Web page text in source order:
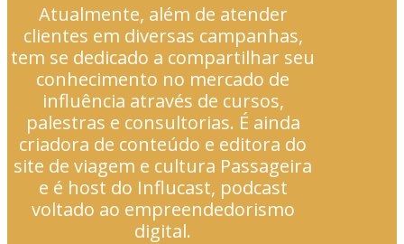
Atualmente, além de atender
clientes em diversas campanhas,
tem se dedicado a compartilhar seu
conhecimento no mercado de
influência através de cursos,
palestras e consultorias. É ainda
criadora de conteúdo e editora do
site de viagem e cultura Passageira
e é host do Influcast, podcast
voltado ao empreendedorismo
digital.